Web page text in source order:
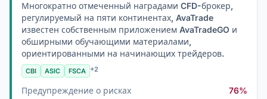
Многократно отмеченный наградами CFD-брокер,
регулируемый на пяти континентах, AvaTrade
известен собственным приложением AvaTradeGO и
обширными обучающими материалами,
ориентированными на начинающих трейдеров.
CBI ASIC FSCA +2
Предупреждение о рисках
76%